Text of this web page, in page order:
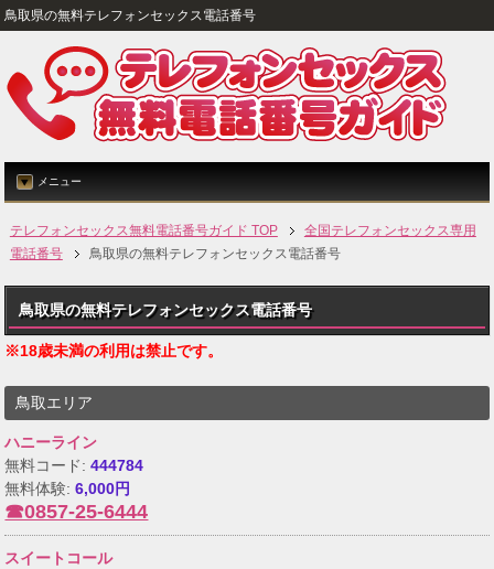
鳥取県の無料テレフォンセックス電話番号
メニュー
テレフォンセックス無料電話番号ガイド TOP
全国テレフォンセックス専用
電話番号
鳥取県の無料テレフォンセックス電話番号
鳥取県の無料テレフォンセックス電話番号
※18歳未満の利用は禁止です。
鳥取エリア
ハニーライン
無料コード:444784
無料体験:6,000円
☎0857-25-6444
スイートコール